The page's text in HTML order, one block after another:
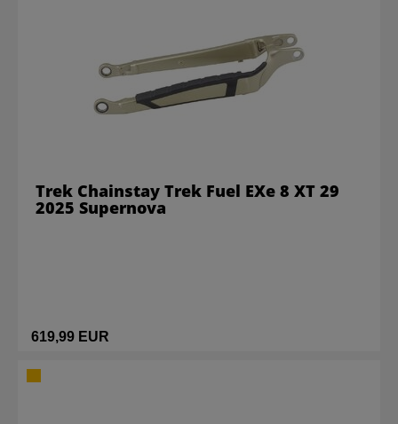
619,99 EUR
Trek Chainstay Trek Fuel EXe 8 XT 29
2025 Supernova